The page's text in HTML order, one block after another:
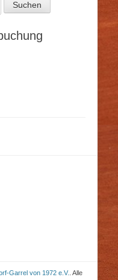
Garrel von 1972 e.V. . Alle